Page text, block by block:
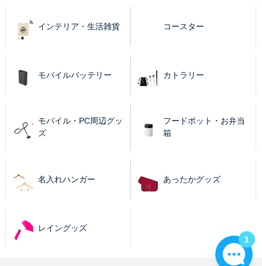
インテリア・生活雑貨 コースター
モバイルバッテリー カトラリー
モバイル・PC周辺グッ
ズ
フードポット・お弁当
箱
名入れハンガー あったかグッズ
レイングッズ
1